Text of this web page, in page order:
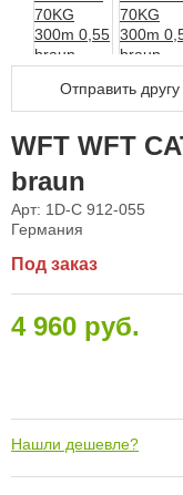
Отправить другу
WFT WFT
braun
Арт: 1D-C 912-055
Германия
Под заказ
4 960 руб.
Нашли дешевле?